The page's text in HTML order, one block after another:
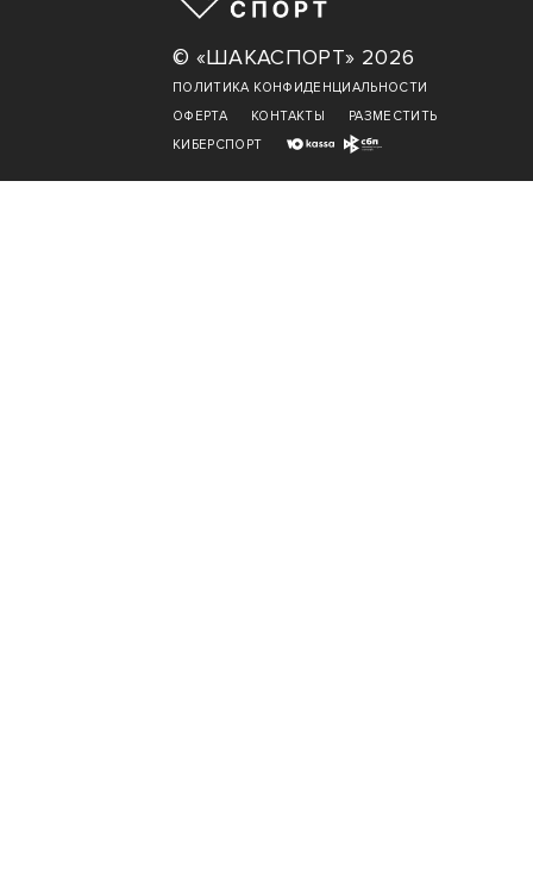
© «ШАКАСПОРТ» 2026
ПОЛИТИКА КОНФИДЕНЦИАЛЬНОСТИ
ОФЕРТА
КОНТАКТЫ
РАЗМЕСТИТЬ
КИБЕРСПОРТ